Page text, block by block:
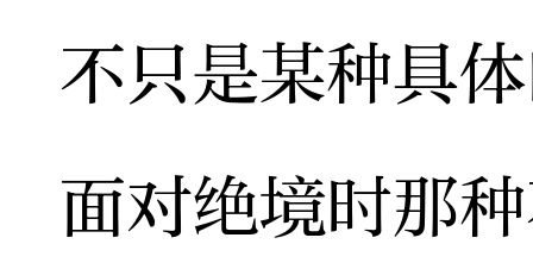
不只是某种具
面对绝境时那